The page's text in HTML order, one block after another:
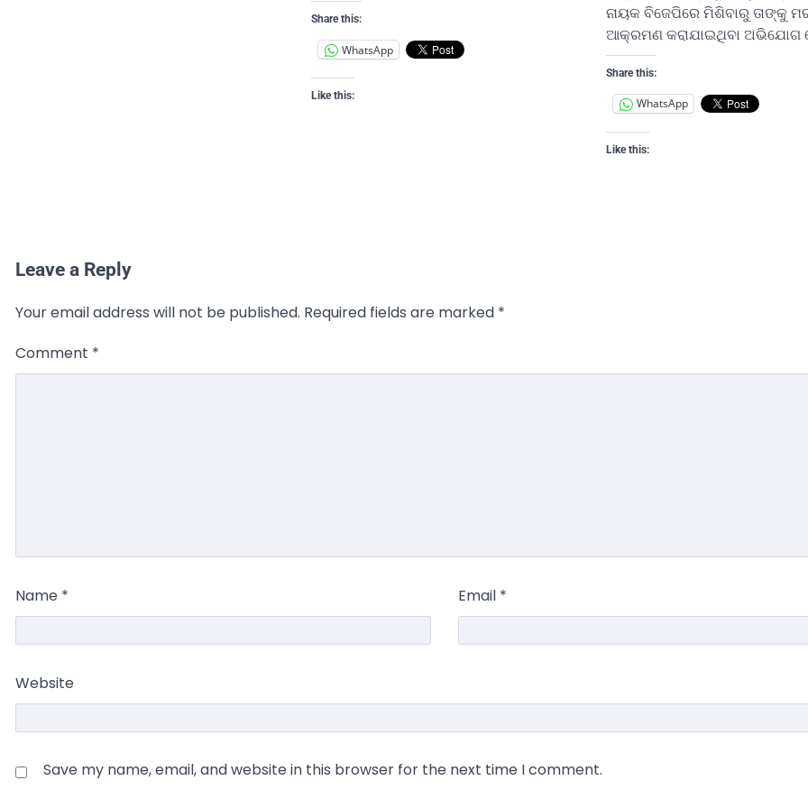
Share this:
WhatsApp
Like this:
ନାୟକ ବିଜେପିରେ ମିଶିବାରୁ ତାଙ୍କୁ
ଆକ୍ରମଣ କରାଯାଇଥିବା ଅଭିଯୋଗ
Share this:
WhatsApp
Like this:
Leave a Reply
Your email address will not be published. Required fields are marked *
Comment *
Name * Email *
Website
Save my name, email, and website in this browser for the next time I comment.